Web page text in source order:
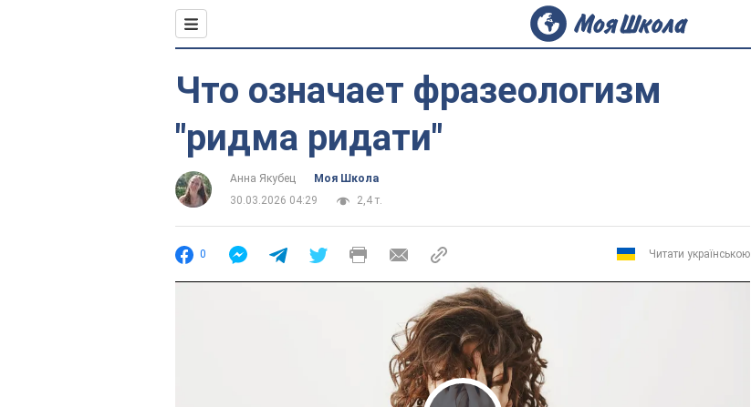
Что означает фразеологизм
"ридма ридати"
Анна Якубец
Моя Школа
30.03.2026 04:29
2,4 т.
0 Читати українською